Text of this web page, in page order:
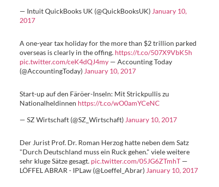
— Intuit QuickBooks UK (@QuickBooksUK) January 10,
2017
A one-year tax holiday for the more than $2 trillion parked
overseas is clearly in the offing. https://t.co/507X9VbK5h
pic.twitter.com/ceK4dQJ4my — Accounting Today
(@AccountingToday) January 10, 2017
Start-up auf den Färöer-Inseln: Mit Strickpullis zu
Nationalheldinnen https://t.co/wO0amYCeNC
— SZ Wirtschaft (@SZ_Wirtschaft) January 10, 2017
Der Jurist Prof. Dr. Roman Herzog hatte neben dem Satz
"Durch Deutschland muss ein Ruck gehen." viele weitere
sehr kluge Sätze gesagt. pic.twitter.com/05JG6ZTmhT —
LÖFFEL ABRAR - IPLaw (@Loeffel_Abrar) January 10, 2017